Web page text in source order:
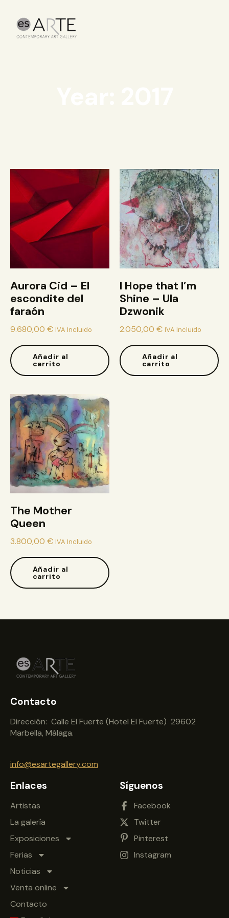
Aurora Cid – El
escondite del
faraón
9.680,00 € IVA Incluido
Añadir al
carrito
I Hope that I’m
Shine – Ula
Dzwonik
2.050,00 € IVA Incluido
Añadir al
carrito
The Mother
Queen
3.800,00 € IVA Incluido
Añadir al
carrito
Contacto
Dirección: Calle El Fuerte (Hotel El Fuerte) 29602
Marbella, Málaga.
info@esartegallery.com
Enlaces
Artistas
La galería
Exposiciones
Ferias
Noticias
Venta online
Contacto
Síguenos
Facebook
Twitter
Pinterest
Instagram